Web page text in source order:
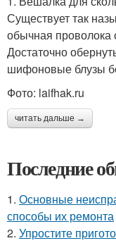
Существует так
обычная проволока
Достаточно
шифоновые блузы
Фото: laifhak.ru
читать дальше →
Последние
1. Основные
способы их ремонта
2. Упростите